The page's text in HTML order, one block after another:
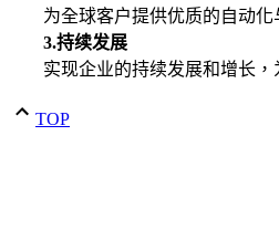
为全球客户提供优质的自动化
3.持续发展
实现企业的持续发展和增长，
TOP